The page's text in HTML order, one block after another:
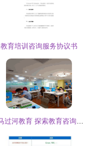
教育培训咨询服务协议书